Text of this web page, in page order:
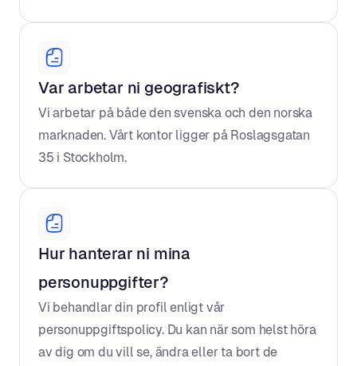
Var arbetar ni geografiskt?
Vi arbetar på både den svenska och den norska
marknaden. Vårt kontor ligger på Roslagsgatan
35 i Stockholm.
Hur hanterar ni mina
personuppgifter?
Vi behandlar din profil enligt vår
personuppgiftspolicy. Du kan när som helst höra
av dig om du vill se, ändra eller ta bort de